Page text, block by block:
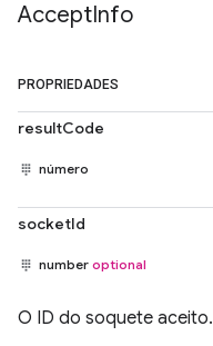
AcceptInfo
PROPRIEDADES
resultCode
número
socketId
number optional
O ID do soquete aceito.